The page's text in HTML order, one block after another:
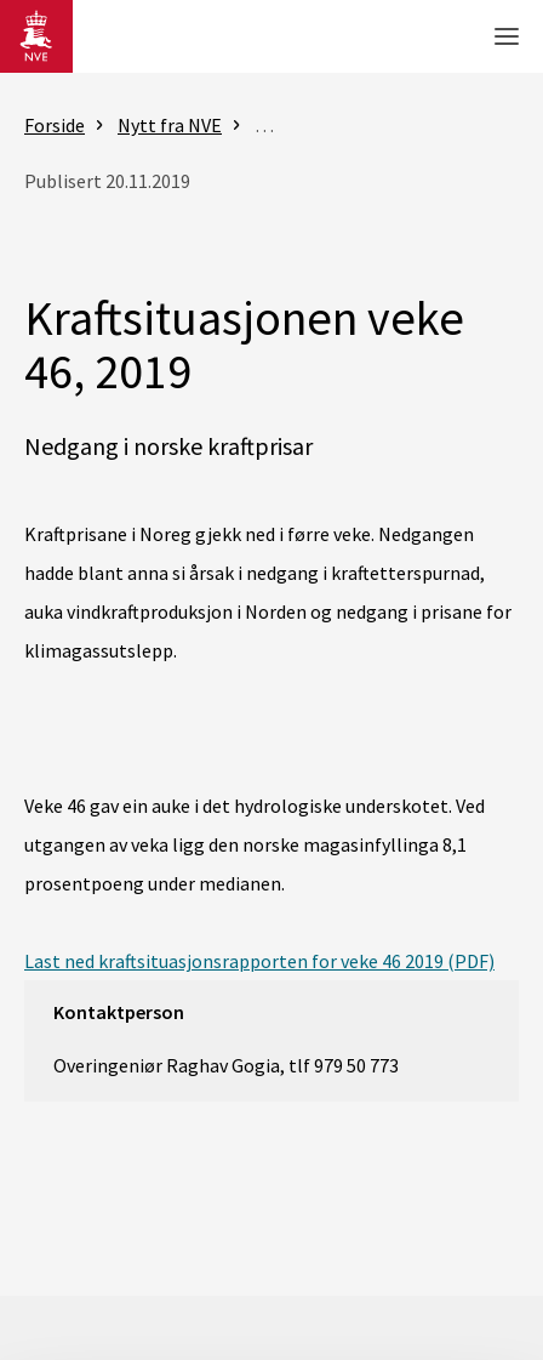
Gå til hovedinnhold
Forside Nytt fra NVE Rapporter - Kraftsituasjonen
Publisert 20.11.2019
Kraftsituasjonen veke
46, 2019
Nedgang i norske kraftprisar
Kraftprisane i Noreg gjekk ned i førre veke. Nedgangen
hadde blant anna si årsak i nedgang i kraftetterspurnad,
auka vindkraftproduksjon i Norden og nedgang i prisane for
klimagassutslepp.
Veke 46 gav ein auke i det hydrologiske underskotet. Ved
utgangen av veka ligg den norske magasinfyllinga 8,1
prosentpoeng under medianen.
Last ned kraftsituasjonsrapporten for veke 46 2019 (PDF)
Kontaktperson
Overingeniør Raghav Gogia, tlf 979 50 773